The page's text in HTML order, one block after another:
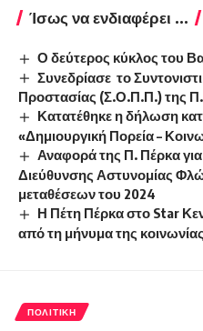
Ίσως να ενδιαφέρει ...
Ο δεύτερος κύκλος του
Συνεδρίασε το
Προστασίας (Σ.Ο.Π.Π.) της
Κατατέθηκε η δήλωση
«Δημιουργική Πορεία –
Αναφορά της Π. Πέρκα για
Διεύθυνσης Αστυνομίας
μεταθέσεων του 2024
Η Πέτη Πέρκα στο Star
από τη μήνυμα της
ΠΟΛΙΤΙΚΉ